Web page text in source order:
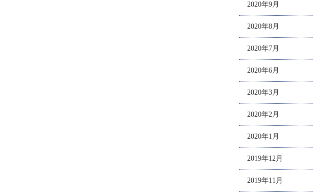
2020年9月
2020年8月
2020年7月
2020年6月
2020年3月
2020年2月
2020年1月
2019年12月
2019年11月